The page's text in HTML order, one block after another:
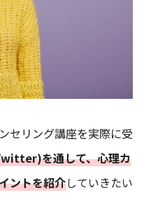
セリング講座を実際に受
を通して、心理カ
ントを紹介していきたい